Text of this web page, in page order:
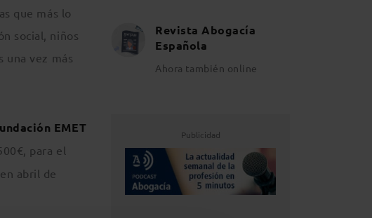
que más lo
social, niños
una vez más
EMET
para el
abril de
Revista Abogacía
Española
Ahora también online
Publicidad